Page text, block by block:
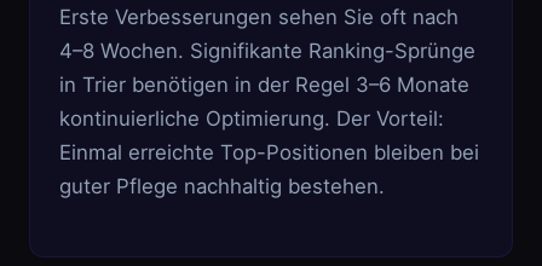
Erste Verbesserungen sehen Sie oft nach
4–8 Wochen. Signifikante Ranking-Sprünge
in Trier benötigen in der Regel 3–6 Monate
kontinuierliche Optimierung. Der Vorteil:
Einmal erreichte Top-Positionen bleiben bei
guter Pflege nachhaltig bestehen.